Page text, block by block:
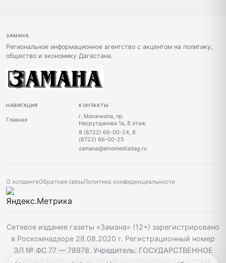
ЗАМАНА
Региональное информационное агентство с акцентом на политику,
общество и экономику Дагестана.
НАВИГАЦИЯ
Главная
КОНТАКТЫ
г. Махачкала, пр.
Насрутдинова 1а, 8 этаж
8 (8722) 66-00-24, 8
(8722) 66-00-25
zamana@etnomediadag.ru
О холдингеОбратная связьПолитика конфиденциальности
Сетевое издание газеты «Замана» (12+) зарегистрировано
в Роскомнадзоре 28.08.2020 г. Регистрационный номер
ЭЛ № ФС 77 — 78978. Учредитель: ГОСУДАРСТВЕННОЕ